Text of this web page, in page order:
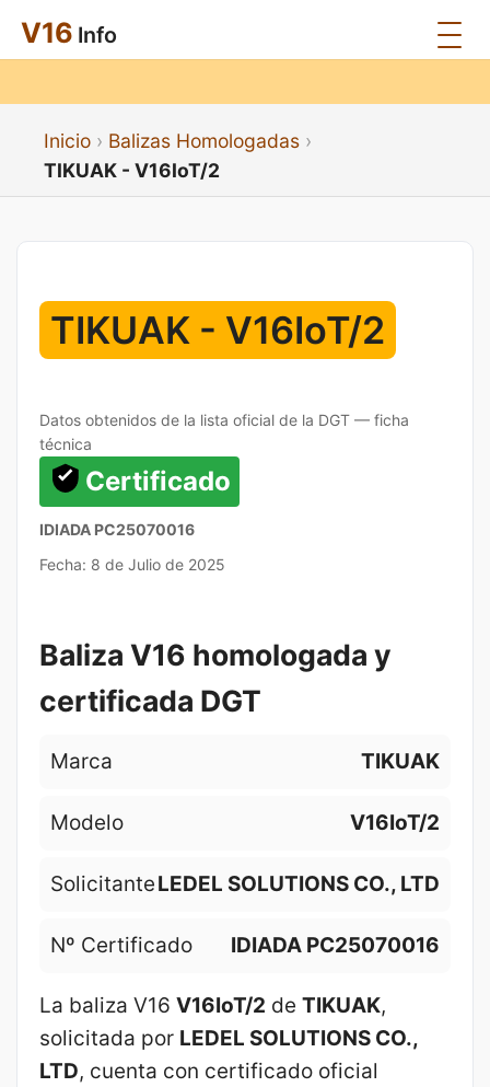
V16 Info
Inicio
Balizas Homologadas
TIKUAK - V16IoT/2
TIKUAK - V16IoT/2
Datos obtenidos de la lista oficial de la DGT — ficha
técnica
Certificado
IDIADA PC25070016
Fecha: 8 de Julio de 2025
Baliza V16 homologada y
certificada DGT
Marca TIKUAK
Modelo V16IoT/2
SolicitanteLEDEL SOLUTIONS CO., LTD
Nº Certificado IDIADA PC25070016
La baliza V16 V16IoT/2 de TIKUAK,
solicitada por LEDEL SOLUTIONS CO.,
LTD, cuenta con certificado oficial